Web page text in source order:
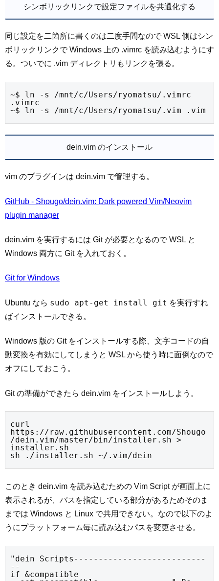
シンボリックリンクで設定ファイルを共通化する
同じ設定を二箇所に書くのは二度手間なので WSL 側はシン
ボリックリンクで Windows 上の .vimrc を読み込むようにす
る。ついでに .vim ディレクトリもリンクを張る。
~$ ln -s /mnt/c/Users/ryomatsu/.vimrc
.vimrc
~$ ln -s /mnt/c/Users/ryomatsu/.vim .vim
dein.vim のインストール
vim のプラグインは dein.vim で管理する。
GitHub - Shougo/dein.vim: Dark powered Vim/Neovim
plugin manager
dein.vim を実行するには Git が必要となるので WSL と
Windows 両方に Git を入れておく。
Git for Windows
Ubuntu なら sudo apt-get install git を実行すれ
ばインストールできる。
Windows 版の Git をインストールする際、文字コードの自
動変換を有効にしてしまうと WSL から使う時に面倒なので
オフにしておこう。
Git の準備ができたら dein.vim をインストールしよう。
curl
https://raw.githubusercontent.com/Shougo
/dein.vim/master/bin/installer.sh >
installer.sh
sh ./installer.sh ~/.vim/dein
このとき dein.vim を読み込むための Vim Script が画面上に
表示されるが、パスを指定している部分があるためそのま
までは Windows と Linux で共用できない。なので以下のよ
うにプラットフォーム毎に読み込むパスを変更させる。
"dein Scripts---------------------------
--
if &compatible